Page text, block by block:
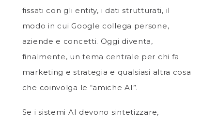
fissati con gli entity, i dati strutturati, il
modo in cui Google collega persone,
aziende e concetti. Oggi diventa,
finalmente, un tema centrale per chi fa
marketing e strategia e qualsiasi altra cosa
che coinvolga le “amiche AI”.
Se i sistemi AI devono sintetizzare,